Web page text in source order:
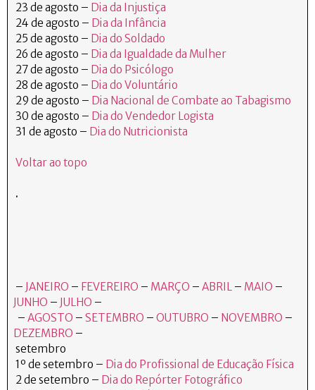
23 de agosto – Dia da Injustiça
24 de agosto – Dia da Infância
25 de agosto – Dia do Soldado
26 de agosto – Dia da Igualdade da Mulher
27 de agosto – Dia do Psicólogo
28 de agosto – Dia do Voluntário
29 de agosto – Dia Nacional de Combate ao Tabagismo
30 de agosto – Dia do Vendedor Logista
31 de agosto – Dia do Nutricionista
Voltar ao topo
.
– JANEIRO – FEVEREIRO – MARÇO – ABRIL– MAIO –
JUNHO – JULHO –
– AGOSTO – SETEMBRO – OUTUBRO – NOVEMBRO –
DEZEMBRO –
setembro
1º de setembro – Dia do Profissional de Educação Física
2 de setembro – Dia do Repórter Fotográfico